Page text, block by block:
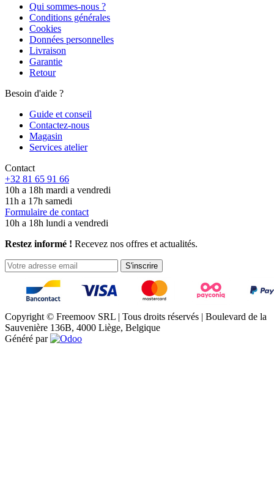
Qui sommes-nous ?
Conditions générales
Cookies
Données personnelles
Livraison
Garantie
Retour
Besoin d'aide ?
Guide et conseil
Contactez-nous
Magasin
Services atelier
Contact
+32 81 65 91 66
10h a 18h mardi a vendredi
11h a 17h samedi
Formulaire de contact
10h a 18h lundi a vendredi
Restez informé ! Recevez nos offres et actualités.
S'inscrire
Copyright © Freemoov SRL | Tous droits réservés | Boulevard de la
Sauvenière 136B, 4000 Liège, Belgique
Généré par